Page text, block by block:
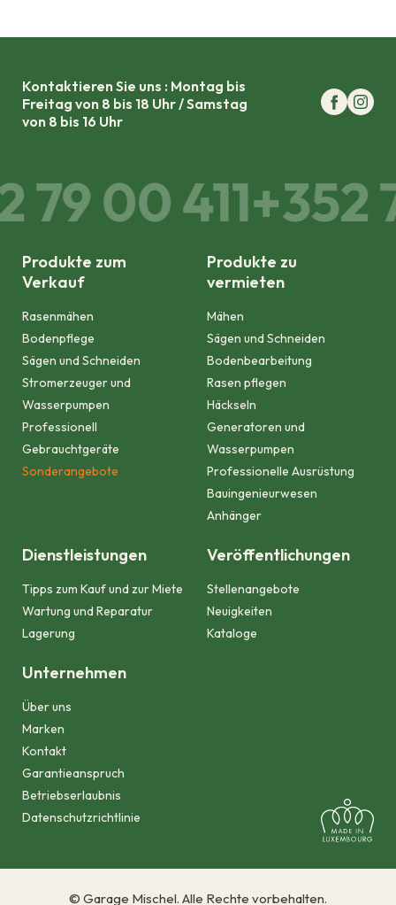
Kontaktieren Sie uns : Montag bis
Freitag von 8 bis 18 Uhr / Samstag
von 8 bis 16 Uhr
79 00 411+352
Produkte zum
Verkauf
Rasenmähen
Bodenpflege
Sägen und Schneiden
Stromerzeuger und
Wasserpumpen
Professionell
Gebrauchtgeräte
Sonderangebote
Produkte zu
vermieten
Mähen
Sägen und Schneiden
Bodenbearbeitung
Rasen pflegen
Häckseln
Generatoren und
Wasserpumpen
Professionelle Ausrüstung
Bauingenieurwesen
Anhänger
Dienstleistungen
Tipps zum Kauf und zur Miete
Wartung und Reparatur
Lagerung
Veröffentlichungen
Stellenangebote
Neuigkeiten
Kataloge
Unternehmen
Über uns
Marken
Kontakt
Garantieanspruch
Betriebserlaubnis
Datenschutzrichtlinie
© Garage Mischel. Alle Rechte vorbehalten.